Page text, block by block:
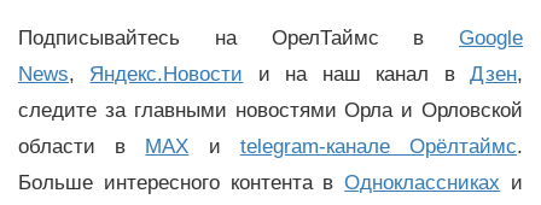
Подписывайтесь на ОрелТаймс в Google
News, Яндекс.Новости и на наш канал вДзен,
следите за главными новостями Орла и Орловской
области в MAX и telegram-канале Орёлтаймс.
Больше интересного контента вОдноклассниках и